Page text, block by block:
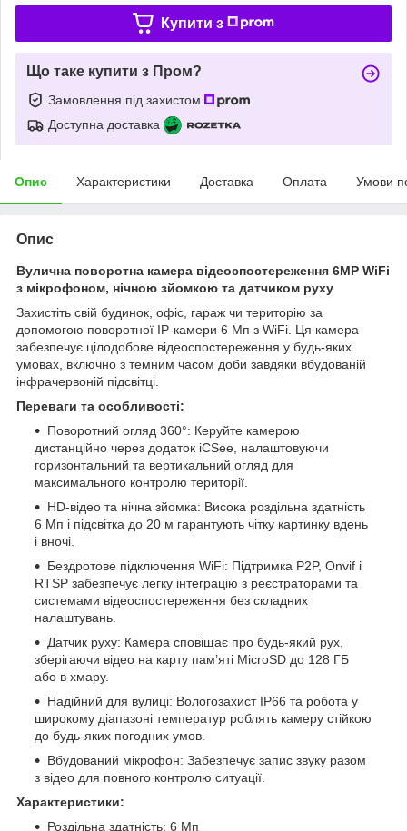
Купити з
Що таке купити з Пром?
Замовлення під захистом
Доступна доставка
Опис Характеристики Доставка Оплата Умови
Опис
Вулична поворотна камера відеоспостереження 6MP WiFi
з мікрофоном, нічною зйомкою та датчиком руху
Захистіть свій будинок, офіс, гараж чи територію за
допомогою поворотної IP-камери 6 Мп з WiFi. Ця камера
забезпечує цілодобове відеоспостереження у будь-яких
умовах, включно з темним часом доби завдяки вбудованій
інфрачервоній підсвітці.
Переваги та особливості:
Поворотний огляд 360°: Керуйте камерою
дистанційно через додаток iCSee, налаштовуючи
горизонтальний та вертикальний огляд для
максимального контролю території.
HD-відео та нічна зйомка: Висока роздільна здатність
6 Мп і підсвітка до 20 м гарантують чітку картинку вдень
і вночі.
Бездротове підключення WiFi: Підтримка P2P, Onvif і
RTSP забезпечує легку інтеграцію з реєстраторами та
системами відеоспостереження без складних
налаштувань.
Датчик руху: Камера сповіщає про будь-який рух,
зберігаючи відео на карту пам’яті MicroSD до 128 ГБ
або в хмару.
Надійний для вулиці: Вологозахист IP66 та робота у
широкому діапазоні температур роблять камеру стійкою
до будь-яких погодних умов.
Вбудований мікрофон: Забезпечує запис звуку разом
з відео для повного контролю ситуації.
Характеристики:
Роздільна здатність: 6 Мп